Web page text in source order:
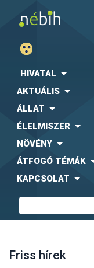
HIVATAL
AKTUÁLIS
ÁLLAT
ÉLELMISZER
NÖVÉNY
ÁTFOGÓ TÉMÁK
KAPCSOLAT
Friss hírek